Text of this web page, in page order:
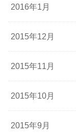
2016年1月
2015年12月
2015年11月
2015年10月
2015年9月